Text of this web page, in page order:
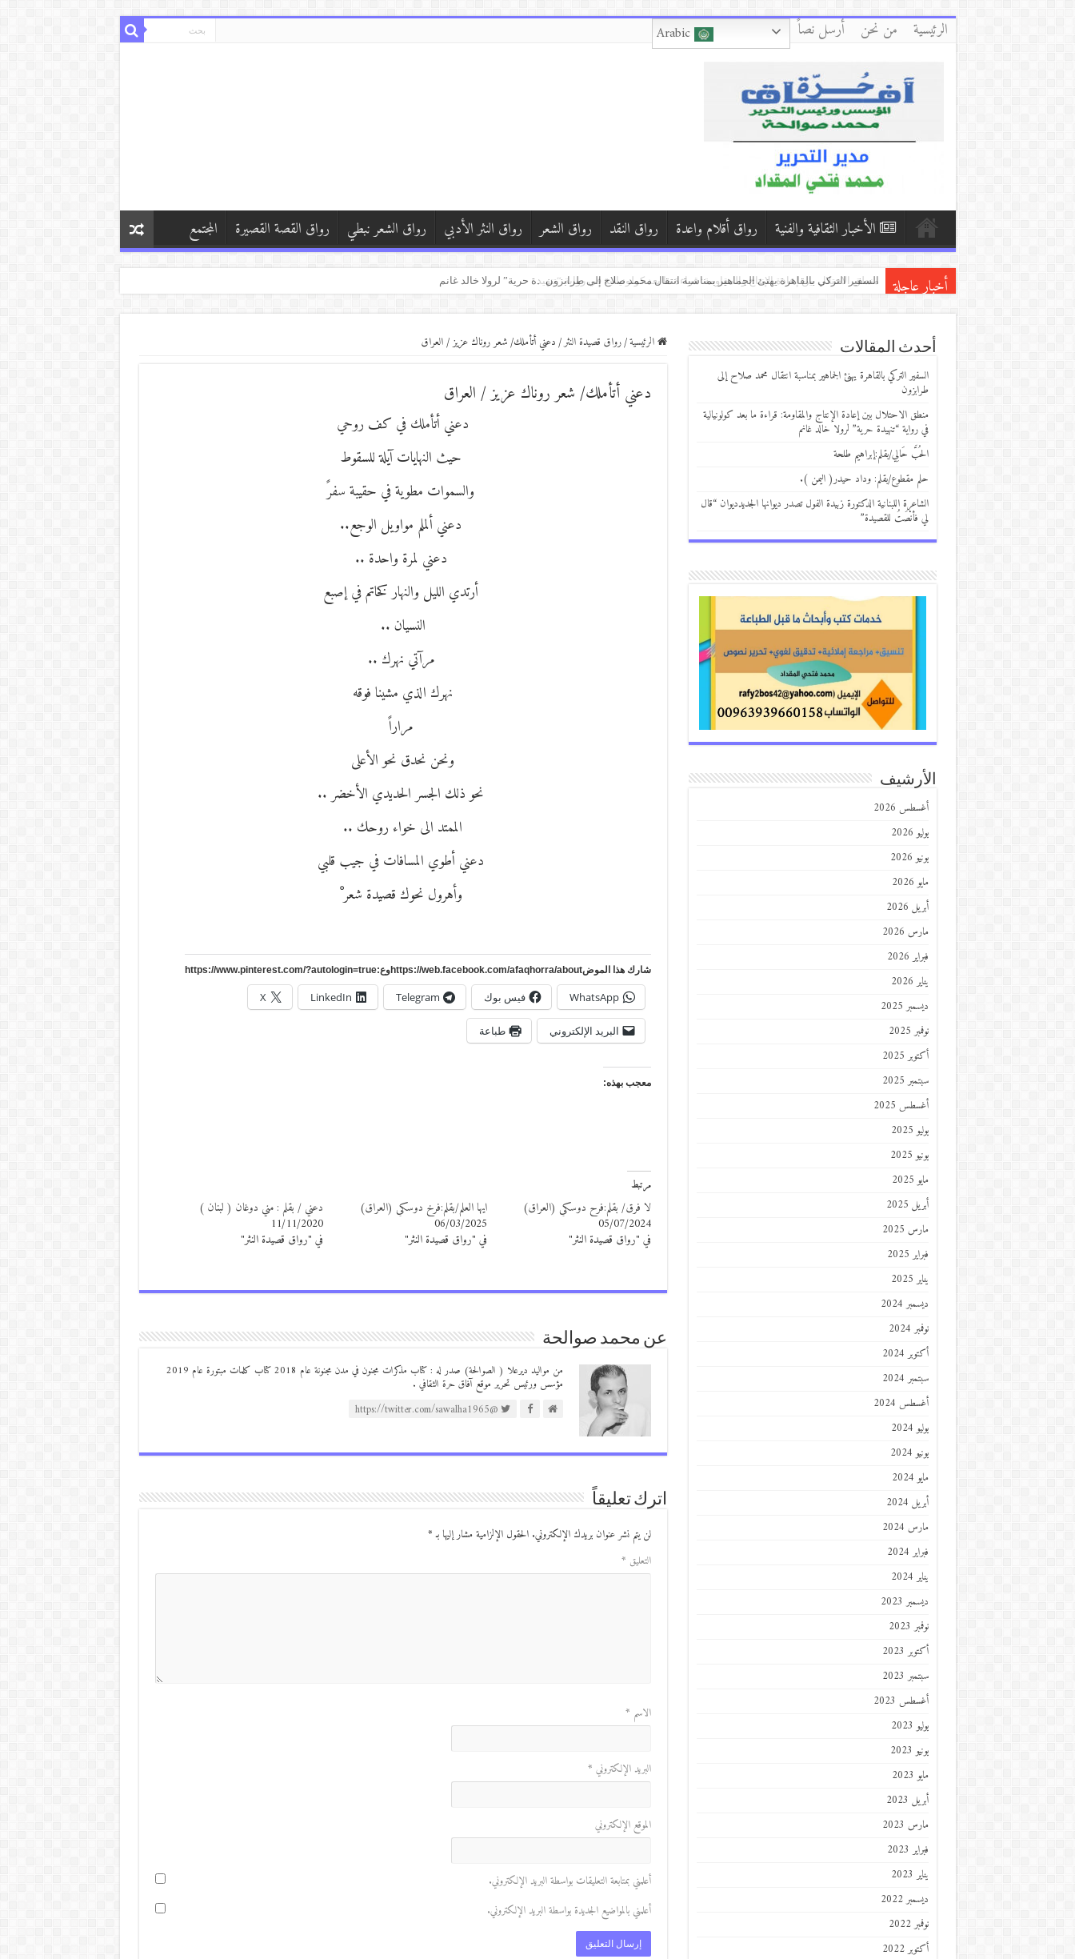
الرئيسية من نحن أرسل نصاً Arabic
الأخبار الثقافية والفنية رواق أقلام واعدة رواق النقد رواق الشعر رواق النثر الأدبي رواق الشعر نبطي رواق القصة القصيرة المجتمع
أخبار عاجلة منطق الاحتلال بين إعادة الإنتاج والمقاومة: قراءة ما بعد كولونيالية في رواية “تنهيدة حرية” لرولا خالد غانم
الحُبَّ حَالِي/بقلم:إبراهيم طلحة
حلم مقطوع/بقلم: وداد حيدر( اليمن ).
الرئيسية/رواق قصيدة النثر/دعني أتأملك/ شعر روناك عزيز / العراق
دعني أتأملك/ شعر روناك عزيز / العراق
دعني أتأملك في كف روحي
حيث النهايات آيلة للسقوط
والسموات مطوية في حقيبة سفرً
دعني ألملم مواويل الوجع..
دعني لمرة واحدة ..
أرتدي الليل والنهار كخاتم في إصبع
النسيان ..
مرآتي نهرك ..
نهرك الذي مشينا فوقه
مراراً
ونحن نحدق نحو الأعلى
نحو ذلك الجسر الحديدي الأخضر ..
الممتد الى خواء روحك ..
دعني أطوي المسافات في جيب قلبي
وأهرول نحوك قصيدة شعر ْ
شارك هذا الموضhttps://web.facebook.com/afaqhorra/aboutوع:https://www.pinterest.com/?autologin=true
WhatsApp فيس بوك Telegram
LinkedIn
X
البريد الإلكتروني طباعة
معجب بهذه:
مرتبط
لا فرق/ بقلم:فرح دوسكي (العراق)
05/07/2024
في "رواق قصيدة النثر"
ايها العلم/بقلم:فرخ دوسكي (العراق)
06/03/2025
في "رواق قصيدة النثر"
دعني / بقلم : مني دوغان ( لبنان )
11/11/2020
في "رواق قصيدة النثر"
عن محمد صوالحة
من مواليد ديرعلا ( الصوالحة) صدر له : كتاب مذكرات مجنون في مدن مجنونة عام 2018 كتاب كلمات مبتورة عام 2019
مؤسس ورئيس تحرير موقع آفاق حرة الثقافي .
@https://twitter.com/sawalha1965
اترك تعليقاً
لن يتم نشر عنوان بريدك الإلكتروني. الحقول الإلزامية مشار إليها بـ*
التعليق *
الاسم *
البريد الإلكتروني *
الموقع الإلكتروني
أعلمني بمتابعة التعليقات بواسطة البريد الإلكتروني.
أعلمني بالمواضيع الجديدة بواسطة البريد الإلكتروني.
أحدث المقالات
السفير التركي بالقاهرة يهنئ الجماهير بمناسبة انتقال محمد صلاح إلى
طرابزون
منطق الاحتلال بين إعادة الإنتاج والمقاومة: قراءة ما بعد كولونيالية
في رواية “تنهيدة حرية” لرولا خالد غانم
الحُبَّ حَالِي/بقلم:إبراهيم طلحة
حلم مقطوع/بقلم: وداد حيدر( اليمن ).
الشاعرة اللبنانية الدكتورة زبيدة الفول تصدر ديوانها الجديدديوان “قال
لي فأنْصَتُ للقصيدة”
الأرشيف
أغسطس 2026
يوليو 2026
يونيو 2026
مايو 2026
أبريل 2026
مارس 2026
فبراير 2026
يناير 2026
ديسمبر 2025
نوفمبر 2025
أكتوبر 2025
سبتمبر 2025
أغسطس 2025
يوليو 2025
يونيو 2025
مايو 2025
أبريل 2025
مارس 2025
فبراير 2025
يناير 2025
ديسمبر 2024
نوفمبر 2024
أكتوبر 2024
سبتمبر 2024
أغسطس 2024
يوليو 2024
يونيو 2024
مايو 2024
أبريل 2024
مارس 2024
فبراير 2024
يناير 2024
ديسمبر 2023
نوفمبر 2023
أكتوبر 2023
سبتمبر 2023
أغسطس 2023
يوليو 2023
يونيو 2023
مايو 2023
أبريل 2023
مارس 2023
فبراير 2023
يناير 2023
ديسمبر 2022
نوفمبر 2022
أكتوبر 2022